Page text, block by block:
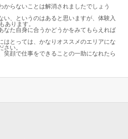
からないことは解消されましたでしょう
い、というのはあると思いますが、体験入
あります。
なた自身に合うかどうかをみてもらえれば
はとっては、かなりオススメのエリアにな
い。
笑顔で仕事をできることの一助になれたら